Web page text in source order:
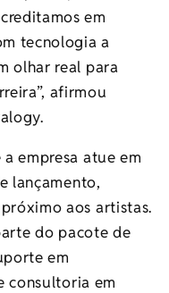
em
tecnologia a
olhar real para
afirmou
empresa atue em
lançamento,
aos artistas.
do pacote de
em
consultoria em